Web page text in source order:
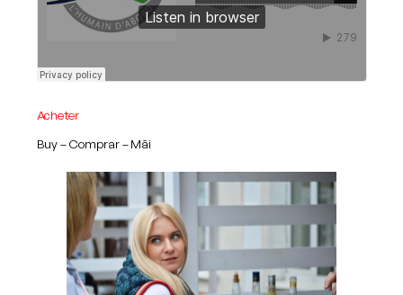
Acheter
Buy – Comprar – Măi